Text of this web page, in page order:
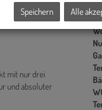
mit nur drei
und absoluter
Speichern Alle